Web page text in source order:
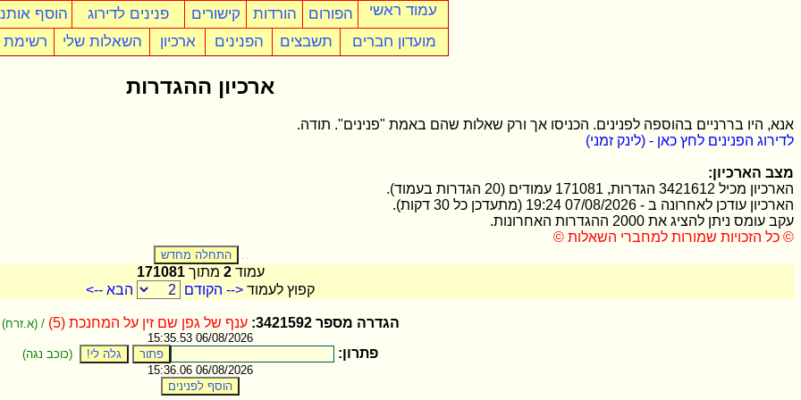
עמוד ראשי הפורום הורדות קישורים פנינים לדירוג
הוסף
מועדון חברים
תשבצים הפנינים ארכיון השאלות שלי רשימת
ארכיון ההגדרות
אנא, היו בררניים בהוספה לפנינים. הכניסו אך ורק שאלות שהם באמת "פנינים". תודה.
לדירוג הפנינים לחץ כאן - (לינק זמני)
מצב הארכיון:
הארכיון מכיל 3421612 הגדרות, 171081 עמודים (20 הגדרות בעמוד).
הארכיון עודכן לאחרונה ב - 07/08/2026 19:24 (מתעדכן כל 30 דקות).
עקב עומס ניתן להציג את 2000 ההגדרות האחרונות.
© כל הזכויות שמורות למחברי השאלות ©
עמוד2 מתוך171081
קפוץ לעמוד <-- הקודם הבא -->
הגדרה מספר 3421592: ענף של גפן שם זין על המחנכת (5)
/ (א.זרח)
06/08/2026 15:35.53
פתרון:
(כוכב נגה)
06/08/2026 15:36.06